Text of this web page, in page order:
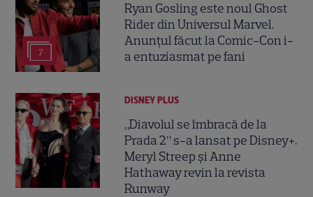
7
Ryan Gosling este noul Ghost
Rider din Universul Marvel.
Anunțul făcut la Comic-Con i-
a entuziasmat pe fani
DISNEY PLUS
„Diavolul se îmbracă de la
Prada 2” s-a lansat pe Disney+.
Meryl Streep și Anne
Hathaway revin la revista
Runway